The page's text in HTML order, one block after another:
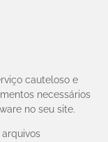
cauteloso e
necessários
no seu site.